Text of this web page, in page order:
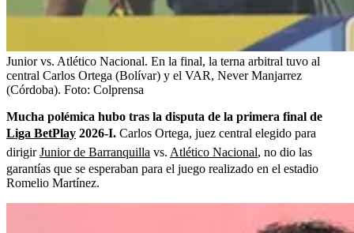
Junior vs. Atlético Nacional. En la final, la terna arbitral tuvo al
central Carlos Ortega (Bolívar) y el VAR, Never Manjarrez
(Córdoba). Foto: Colprensa
Mucha polémica hubo tras la disputa de la primera final de
Liga BetPlay 2026-I. Carlos Ortega, juez central elegido para
dirigirJunior de Barranquilla vs. Atlético Nacional, no dio las
garantías que se esperaban para el juego realizado en el estadio
Romelio Martínez.